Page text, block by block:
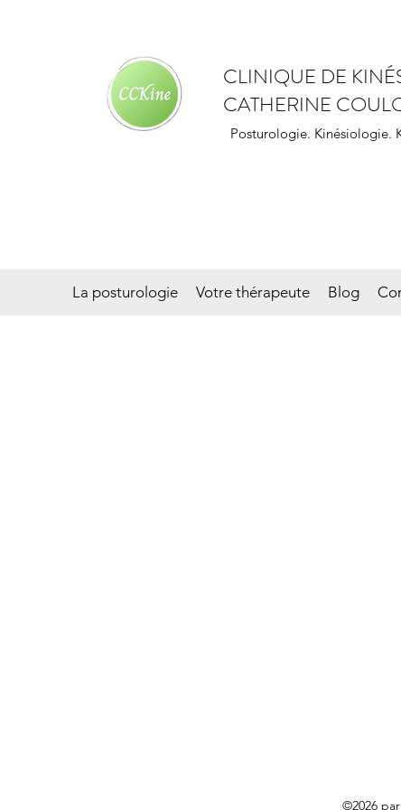
CLINIQUE DE
CATHERINE
Posturologie. Kinésiologie.
La posturologie Votre thérapeute Blog
©2026